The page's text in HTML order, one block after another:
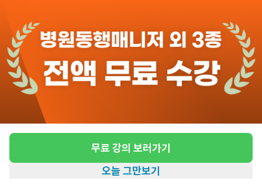
무료 강의 보러가기
오늘 그만보기